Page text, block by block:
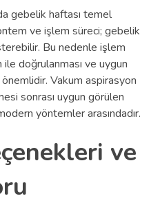
gebelik haftası temel
ve işlem süreci; gebelik
Bu nedenle işlem
doğrulanması ve uygun
Vakum aspirasyon
sonrası uygun görülen
yöntemler arasındadır.
ve